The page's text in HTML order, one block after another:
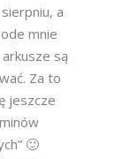
a
mnie
są
Za to
jeszcze
🙂